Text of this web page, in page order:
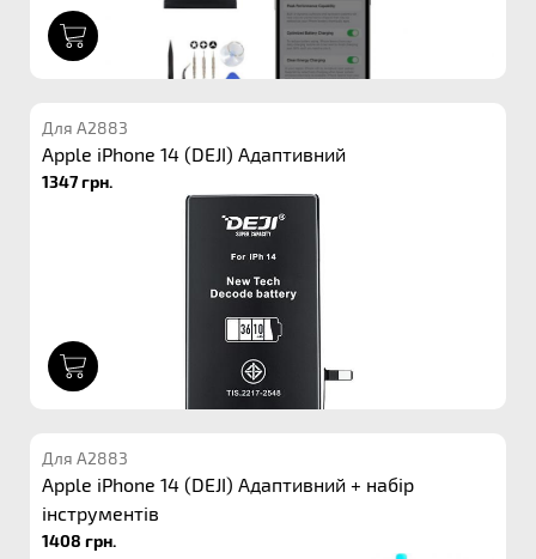
Для A2883
Apple iPhone 14 (DEJI) Адаптивний
1347 грн.
Для A2883
Apple iPhone 14 (DEJI) Адаптивний + набір
інструментів
1408 грн.